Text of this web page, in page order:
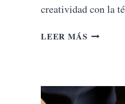
creatividad con la
LEER MÁS EL